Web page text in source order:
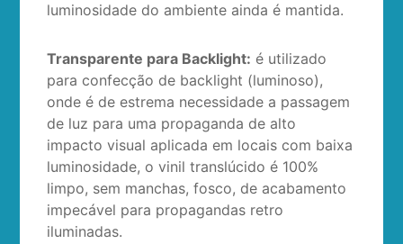
luminosidade do ambiente ainda é mantida.
Transparente para Backlight: é utilizado
para confecção de backlight (luminoso),
onde é de estrema necessidade a passagem
de luz para uma propaganda de alto
impacto visual aplicada em locais com baixa
luminosidade, o vinil translúcido é 100%
limpo, sem manchas, fosco, de acabamento
impecável para propagandas retro
iluminadas.